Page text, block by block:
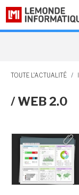
TOUTE L'ACTUALITÉ /
/ WEB 2.0